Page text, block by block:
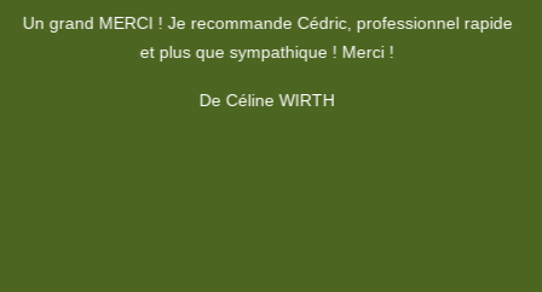
Sympathique, efficace et très professionnel. Merci.